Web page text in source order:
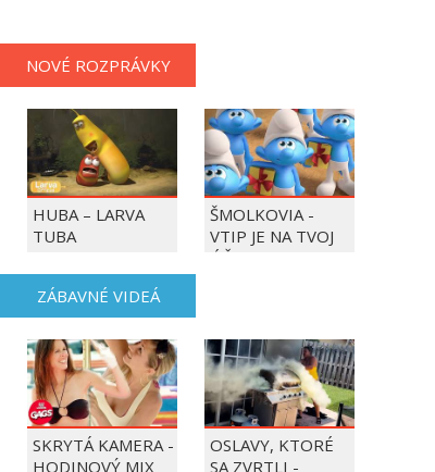
NOVÉ ROZPRÁVKY
HUBA – LARVA
TUBA
ŠMOLKOVIA -
VTIP JE NA TVOJ
ÚČET
ZÁBAVNÉ VIDEÁ
SKRYTÁ KAMERA -
HODINOVÝ MIX
OSLAVY, KTORÉ
SA ZVRTLI -